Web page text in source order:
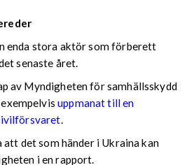
enda stora aktör som förberett
senaste året.
av Myndigheten för samhällsskydd
exempelvisuppmanat till en
.
det som händer i Ukraina kan
i en rapport.